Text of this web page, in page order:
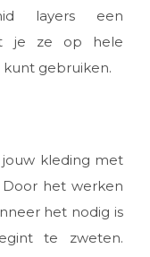
layers een
je ze op hele
gebruiken.
kleding met
het werken
het nodig is
te zweten.